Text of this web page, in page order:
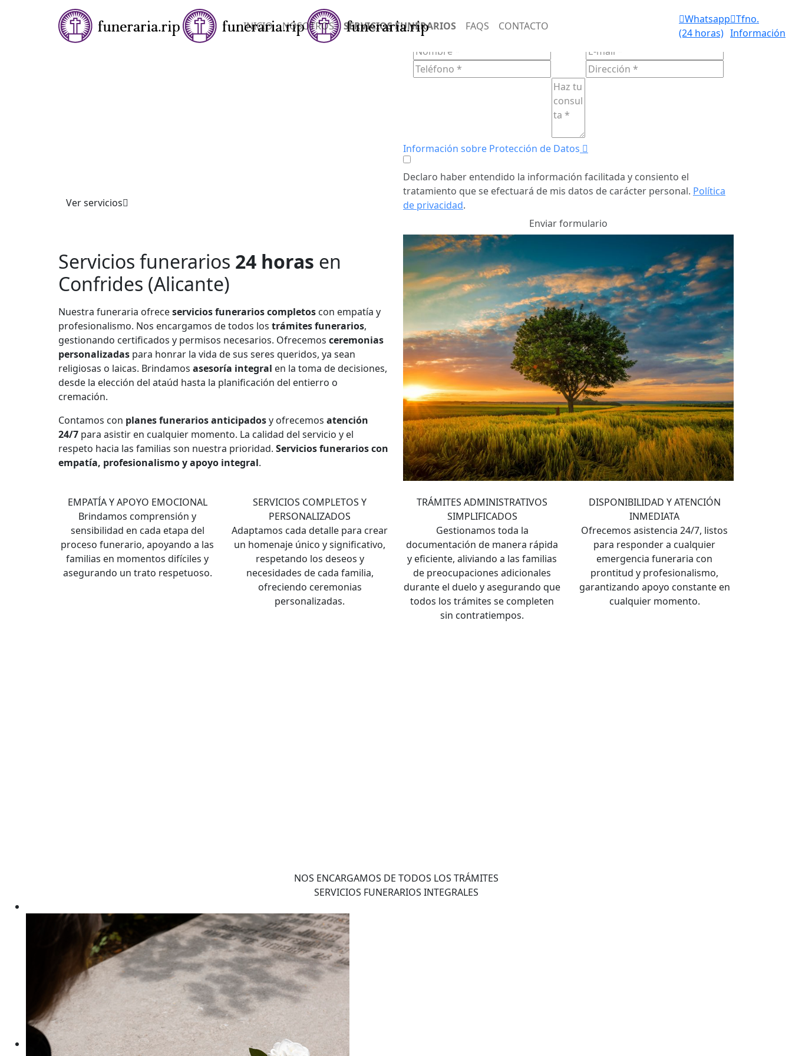
INICIO NOSOTROS SERVICIOS FUNERARIOS FAQS CONTACTO
Whatsapp
(24 horas)
Tfno.
Información
★★★★✩ SERVICIOS FUNERARIOS 24 HORAS
Ver servicios
SERVICIOS FUNERARIOS 24 HORAS
Información sobre Protección de Datos
Declaro haber entendido la información facilitada y consiento el
tratamiento que se efectuará de mis datos de carácter personal. Política
de privacidad.
Servicios funerarios 24 horas en
Confrides (Alicante)
Nuestra funeraria ofreceservicios funerarios completos con empatía y
profesionalismo. Nos encargamos de todos los trámites funerarios,
gestionando certificados y permisos necesarios. Ofrecemos ceremonias
personalizadas para honrar la vida de sus seres queridos, ya sean
religiosas o laicas. Brindamos asesoría integral en la toma de decisiones,
desde la elección del ataúd hasta la planificación del entierro o
cremación.
Contamos con planes funerarios anticipadosy ofrecemos atención
24/7 para asistir en cualquier momento. La calidad del servicio y el
respeto hacia las familias son nuestra prioridad. Servicios funerarios con
empatía, profesionalismo y apoyo integral.
EMPATÍA Y APOYO EMOCIONAL
Brindamos comprensión y
sensibilidad en cada etapa del
proceso funerario, apoyando a las
familias en momentos difíciles y
asegurando un trato respetuoso.
SERVICIOS COMPLETOS Y
PERSONALIZADOS
Adaptamos cada detalle para crear
un homenaje único y significativo,
respetando los deseos y
necesidades de cada familia,
ofreciendo ceremonias
personalizadas.
TRÁMITES ADMINISTRATIVOS
SIMPLIFICADOS
Gestionamos toda la
documentación de manera rápida
y eficiente, aliviando a las familias
de preocupaciones adicionales
durante el duelo y asegurando que
todos los trámites se completen
sin contratiempos.
DISPONIBILIDAD Y ATENCIÓN
INMEDIATA
Ofrecemos asistencia 24/7, listos
para responder a cualquier
emergencia funeraria con
prontitud y profesionalismo,
garantizando apoyo constante en
cualquier momento.
NOS ENCARGAMOS DE TODOS LOS TRÁMITES
SERVICIOS FUNERARIOS INTEGRALES